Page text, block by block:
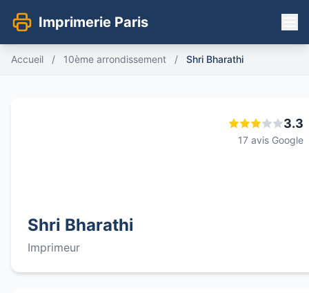
Imprimerie Paris
Accueil / 10ème arrondissement / Shri Bharathi
Shri Bharathi
Imprimeur
3.3
17 avis Google